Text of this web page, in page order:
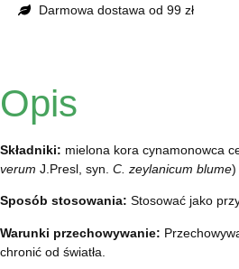
Darmowa dostawa od 99 zł
Opis
Składniki: mielona kora cynamonowca
verum J.Presl, syn. C. zeylanicum blume)
Sposób stosowania: Stosować jako
Warunki przechowywanie:
chronić od światła.